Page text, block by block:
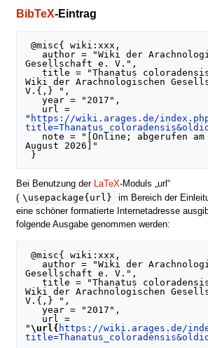
BibTeX-Eintrag
@misc{ wiki:xxx,
Gesellschaft e. V.",
   title = "Thanatus coloradensis ---
Wiki der Arachnologischen
V.{,} ",
   year = "2017",
" https://wiki.arages.de/
August 2026]"
Bei Benutzung der LaTeX-Moduls „url“
( \usepackage{url}
im Bereich der
eine schöner formatierte Internetadresse
folgende Ausgabe genommen werden:
@misc{ wiki:xxx,
Gesellschaft e. V.",
   title = "Thanatus coloradensis ---
Wiki der Arachnologischen
V.{,} ",
   year = "2017",
"\url{ https://wiki.arages.de/